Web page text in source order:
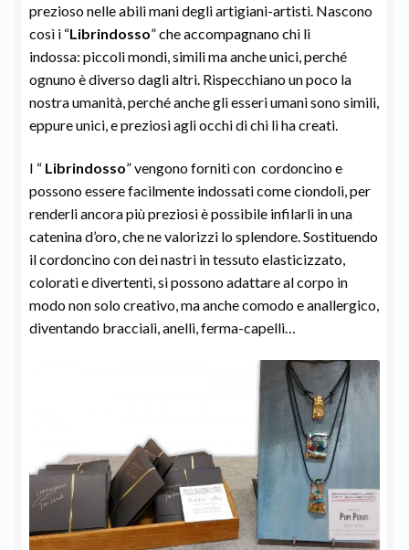
prezioso nelle abili mani degli artigiani-artisti. Nascono
così i “Librindosso” che accompagnano chi li
indossa: piccoli mondi, simili ma anche unici, perché
ognuno è diverso dagli altri. Rispecchiano un poco la
nostra umanità, perché anche gli esseri umani sono simili,
eppure unici, e preziosi agli occhi di chi li ha creati.
I “ Librindosso” vengono forniti con cordoncino e
possono essere facilmente indossati come ciondoli, per
renderli ancora più preziosi è possibile infilarli in una
catenina d’oro, che ne valorizzi lo splendore. Sostituendo
il cordoncino con dei nastri in tessuto elasticizzato,
colorati e divertenti, si possono adattare al corpo in
modo non solo creativo, ma anche comodo e anallergico,
diventando bracciali, anelli, ferma-capelli…